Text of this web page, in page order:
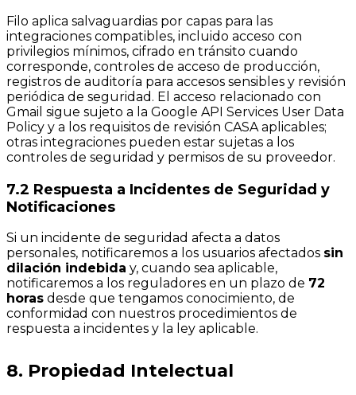
Filo aplica salvaguardias por capas para las
integraciones compatibles, incluido acceso con
privilegios mínimos, cifrado en tránsito cuando
corresponde, controles de acceso de producción,
registros de auditoría para accesos sensibles y revisión
periódica de seguridad. El acceso relacionado con
Gmail sigue sujeto a la Google API Services User Data
Policy y a los requisitos de revisión CASA aplicables;
otras integraciones pueden estar sujetas a los
controles de seguridad y permisos de su proveedor.
7.2 Respuesta a Incidentes de Seguridad y
Notificaciones
Si un incidente de seguridad afecta a datos
personales, notificaremos a los usuarios afectados sin
dilación indebida y, cuando sea aplicable,
notificaremos a los reguladores en un plazo de 72
horas desde que tengamos conocimiento, de
conformidad con nuestros procedimientos de
respuesta a incidentes y la ley aplicable.
8. Propiedad Intelectual